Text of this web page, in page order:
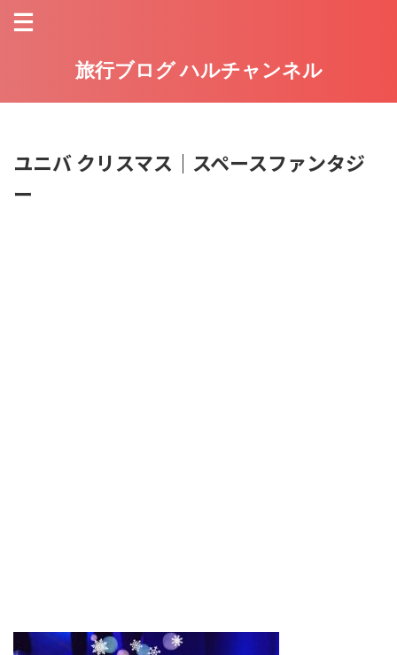
旅行ブログ ハルチャンネル
ユニバ クリスマス｜スペースファンタジ
ー